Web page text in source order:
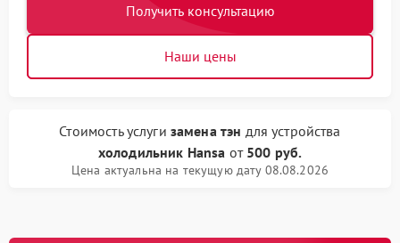
Получить консультацию
Наши цены
Стоимость услуги замена тэн для устройства
холодильник Hansa от 500 руб.
Цена актуальна на текущую дату 08.08.2026